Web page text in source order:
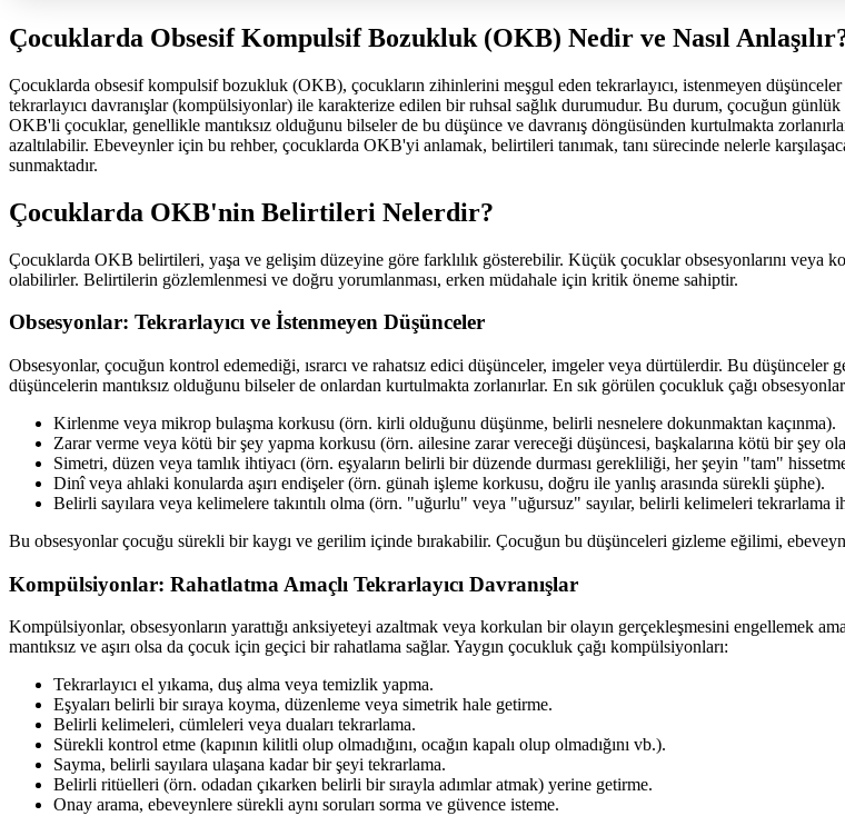
Çocuklarda Obsesif Kompulsif Bozukluk (OKB) Nedir ve Nasıl
Çocuklarda obsesif kompulsif bozukluk (OKB), çocukların zihinlerini meşgul eden tekrarlayıcı, istenmeyen
tekrarlayıcı davranışlar (kompülsiyonlar) ile karakterize edilen bir ruhsal sağlık durumudur. Bu durum, çocuğun
OKB'li çocuklar, genellikle mantıksız olduğunu bilseler de bu düşünce ve davranış döngüsünden kurtulmakta
azaltılabilir. Ebeveynler için bu rehber, çocuklarda OKB'yi anlamak, belirtileri tanımak, tanı sürecinde nelerle
sunmaktadır.
Çocuklarda OKB'nin Belirtileri Nelerdir?
Çocuklarda OKB belirtileri, yaşa ve gelişim düzeyine göre farklılık gösterebilir. Küçük çocuklar obsesyonlarını veya
olabilirler. Belirtilerin gözlemlenmesi ve doğru yorumlanması, erken müdahale için kritik öneme sahiptir.
Obsesyonlar: Tekrarlayıcı ve İstenmeyen Düşünceler
Obsesyonlar, çocuğun kontrol edemediği, ısrarcı ve rahatsız edici düşünceler, imgeler veya dürtülerdir. Bu
düşüncelerin mantıksız olduğunu bilseler de onlardan kurtulmakta zorlanırlar. En sık görülen çocukluk çağı
Kirlenme veya mikrop bulaşma korkusu (örn. kirli olduğunu düşünme, belirli nesnelere dokunmaktan kaçınma).
Zarar verme veya kötü bir şey yapma korkusu (örn. ailesine zarar vereceği düşüncesi, başkalarına kötü bir şey
Simetri, düzen veya tamlık ihtiyacı (örn. eşyaların belirli bir düzende durması gerekliliği, her şeyin "tam"
Dinî veya ahlaki konularda aşırı endişeler (örn. günah işleme korkusu, doğru ile yanlış arasında sürekli şüphe).
Belirli sayılara veya kelimelere takıntılı olma (örn. "uğurlu" veya "uğursuz" sayılar, belirli kelimeleri tekrarlama
Bu obsesyonlar çocuğu sürekli bir kaygı ve gerilim içinde bırakabilir. Çocuğun bu düşünceleri gizleme eğilimi,
Kompülsiyonlar: Rahatlatma Amaçlı Tekrarlayıcı Davranışlar
Kompülsiyonlar, obsesyonların yarattığı anksiyeteyi azaltmak veya korkulan bir olayın gerçekleşmesini engellemek
mantıksız ve aşırı olsa da çocuk için geçici bir rahatlama sağlar. Yaygın çocukluk çağı kompülsiyonları:
Tekrarlayıcı el yıkama, duş alma veya temizlik yapma.
Eşyaları belirli bir sıraya koyma, düzenleme veya simetrik hale getirme.
Belirli kelimeleri, cümleleri veya duaları tekrarlama.
Sürekli kontrol etme (kapının kilitli olup olmadığını, ocağın kapalı olup olmadığını vb.).
Sayma, belirli sayılara ulaşana kadar bir şeyi tekrarlama.
Belirli ritüelleri (örn. odadan çıkarken belirli bir sırayla adımlar atmak) yerine getirme.
Onay arama, ebeveynlere sürekli aynı soruları sorma ve güvence isteme.